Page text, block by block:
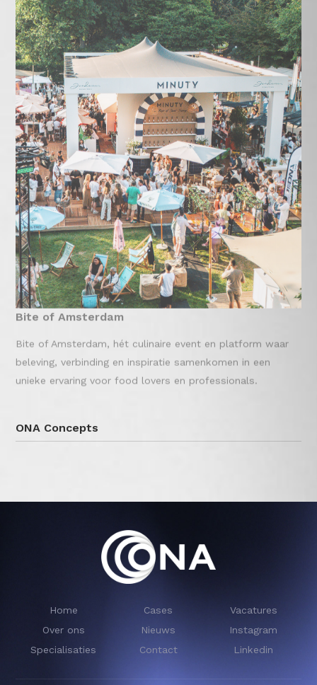
Bite of Amsterdam
Bite of Amsterdam, hét culinaire event en platform waar
beleving, verbinding en inspiratie samenkomen in een
unieke ervaring voor food lovers en professionals.
ONA Concepts
Home
Over ons
Specialisaties
Cases
Nieuws
Contact
Vacatures
Instagram
Linkedin